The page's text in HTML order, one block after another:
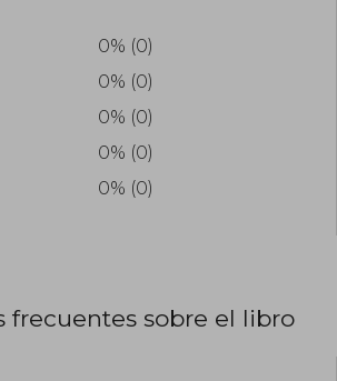
0% (0)
0% (0)
0% (0)
0% (0)
0% (0)
frecuentes sobre el libro